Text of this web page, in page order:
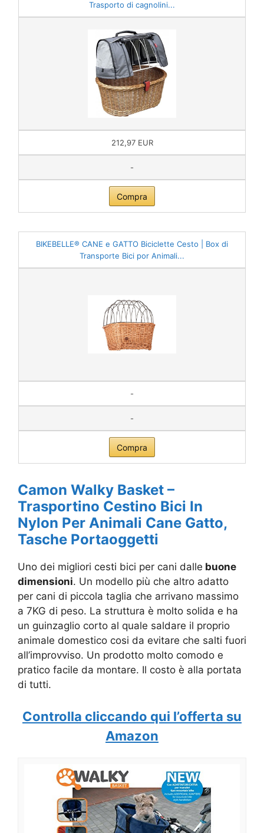
Trasporto di cagnolini...
212,97 EUR
-
Compra
BIKEBELLE® CANE e GATTO Biciclette Cesto | Box di
Transporte Bici por Animali...
-
-
Compra
Camon Walky Basket –
Trasportino Cestino Bici In
Nylon Per Animali Cane Gatto,
Tasche Portaoggetti
Uno dei migliori cesti bici per cani dalle buone
dimensioni. Un modello più che altro adatto
per cani di piccola taglia che arrivano massimo
a 7KG di peso. La struttura è molto solida e ha
un guinzaglio corto al quale saldare il proprio
animale domestico cosi da evitare che salti fuori
all’improvviso. Un prodotto molto comodo e
pratico facile da montare. Il costo è alla portata
di tutti.
Controlla cliccando qui l’offerta su
Amazon